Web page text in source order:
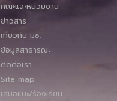
คณะและหน่วยงาน
ข่าวสาร
เกี่ยวกับ มช.
ข้อมูลสาธารณะ
ติดต่อเรา
Site map
เสนอแนะ/ร้องเรียน